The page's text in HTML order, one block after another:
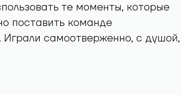
те моменты, которые
поставить команде
Играли самоотверженно, с